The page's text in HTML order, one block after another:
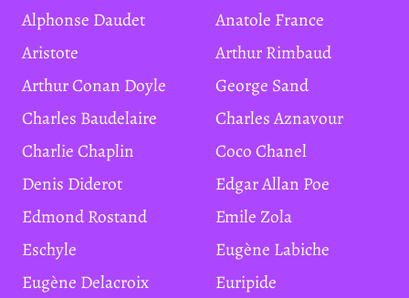
Alphonse Daudet
Anatole France
Aristote
Arthur Rimbaud
Arthur Conan Doyle
George Sand
Charles Baudelaire
Charles Aznavour
Charlie Chaplin
Coco Chanel
Denis Diderot
Edgar Allan Poe
Edmond Rostand
Emile Zola
Eschyle
Eugène Labiche
Eugène Delacroix
Euripide